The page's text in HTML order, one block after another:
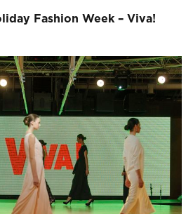
Fashion Week – Vіva!